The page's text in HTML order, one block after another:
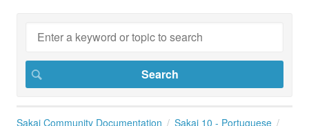
Sakai Community Documentation
Sakai 10 - Portuguese